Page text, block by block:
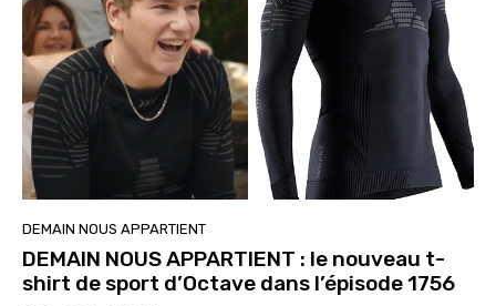
DEMAIN NOUS APPARTIENT
DEMAIN NOUS APPARTIENT : le nouveau t-
shirt de sport d’Octave dans l’épisode 1756